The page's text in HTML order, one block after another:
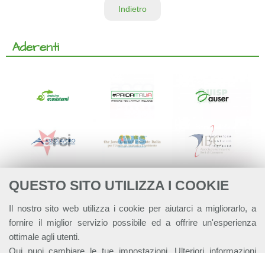
QUESTO SITO UTILIZZA I COOKIE
Il nostro sito web utilizza i cookie per aiutarci a migliorarlo, a
fornire il miglior servizio possibile ed a offrire un'esperienza
ottimale agli utenti.
Qui puoi cambiare le tue impostazioni. Ulteriori informazioni
Indietro
Aderenti